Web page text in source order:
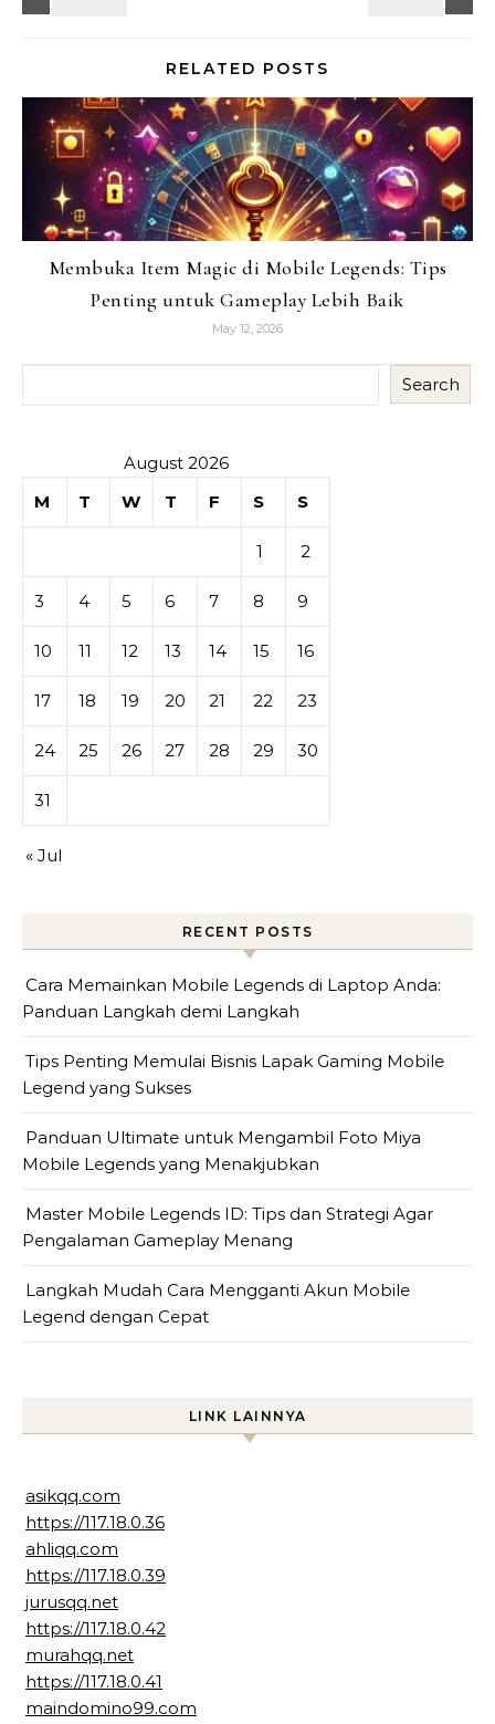
RELATED POSTS
Membuka Item Magic di Mobile Legends: Tips
Penting untuk Gameplay Lebih Baik
May 12, 2026
Search
August 2026
M
T W T F S S
1 2
3 4 5 6 7 8 9
10 11 12 13 14 15 16
17 18 19 20 21 22 23
24 25 26 27 28 29 30
31
« Jul
RECENT POSTS
Cara Memainkan Mobile Legends di Laptop Anda:
Panduan Langkah demi Langkah
Tips Penting Memulai Bisnis Lapak Gaming Mobile
Legend yang Sukses
Panduan Ultimate untuk Mengambil Foto Miya
Mobile Legends yang Menakjubkan
Master Mobile Legends ID: Tips dan Strategi Agar
Pengalaman Gameplay Menang
Langkah Mudah Cara Mengganti Akun Mobile
Legend dengan Cepat
LINK LAINNYA
asikqq.com
https://117.18.0.36
ahliqq.com
https://117.18.0.39
jurusqq.net
https://117.18.0.42
murahqq.net
https://117.18.0.41
maindomino99.com